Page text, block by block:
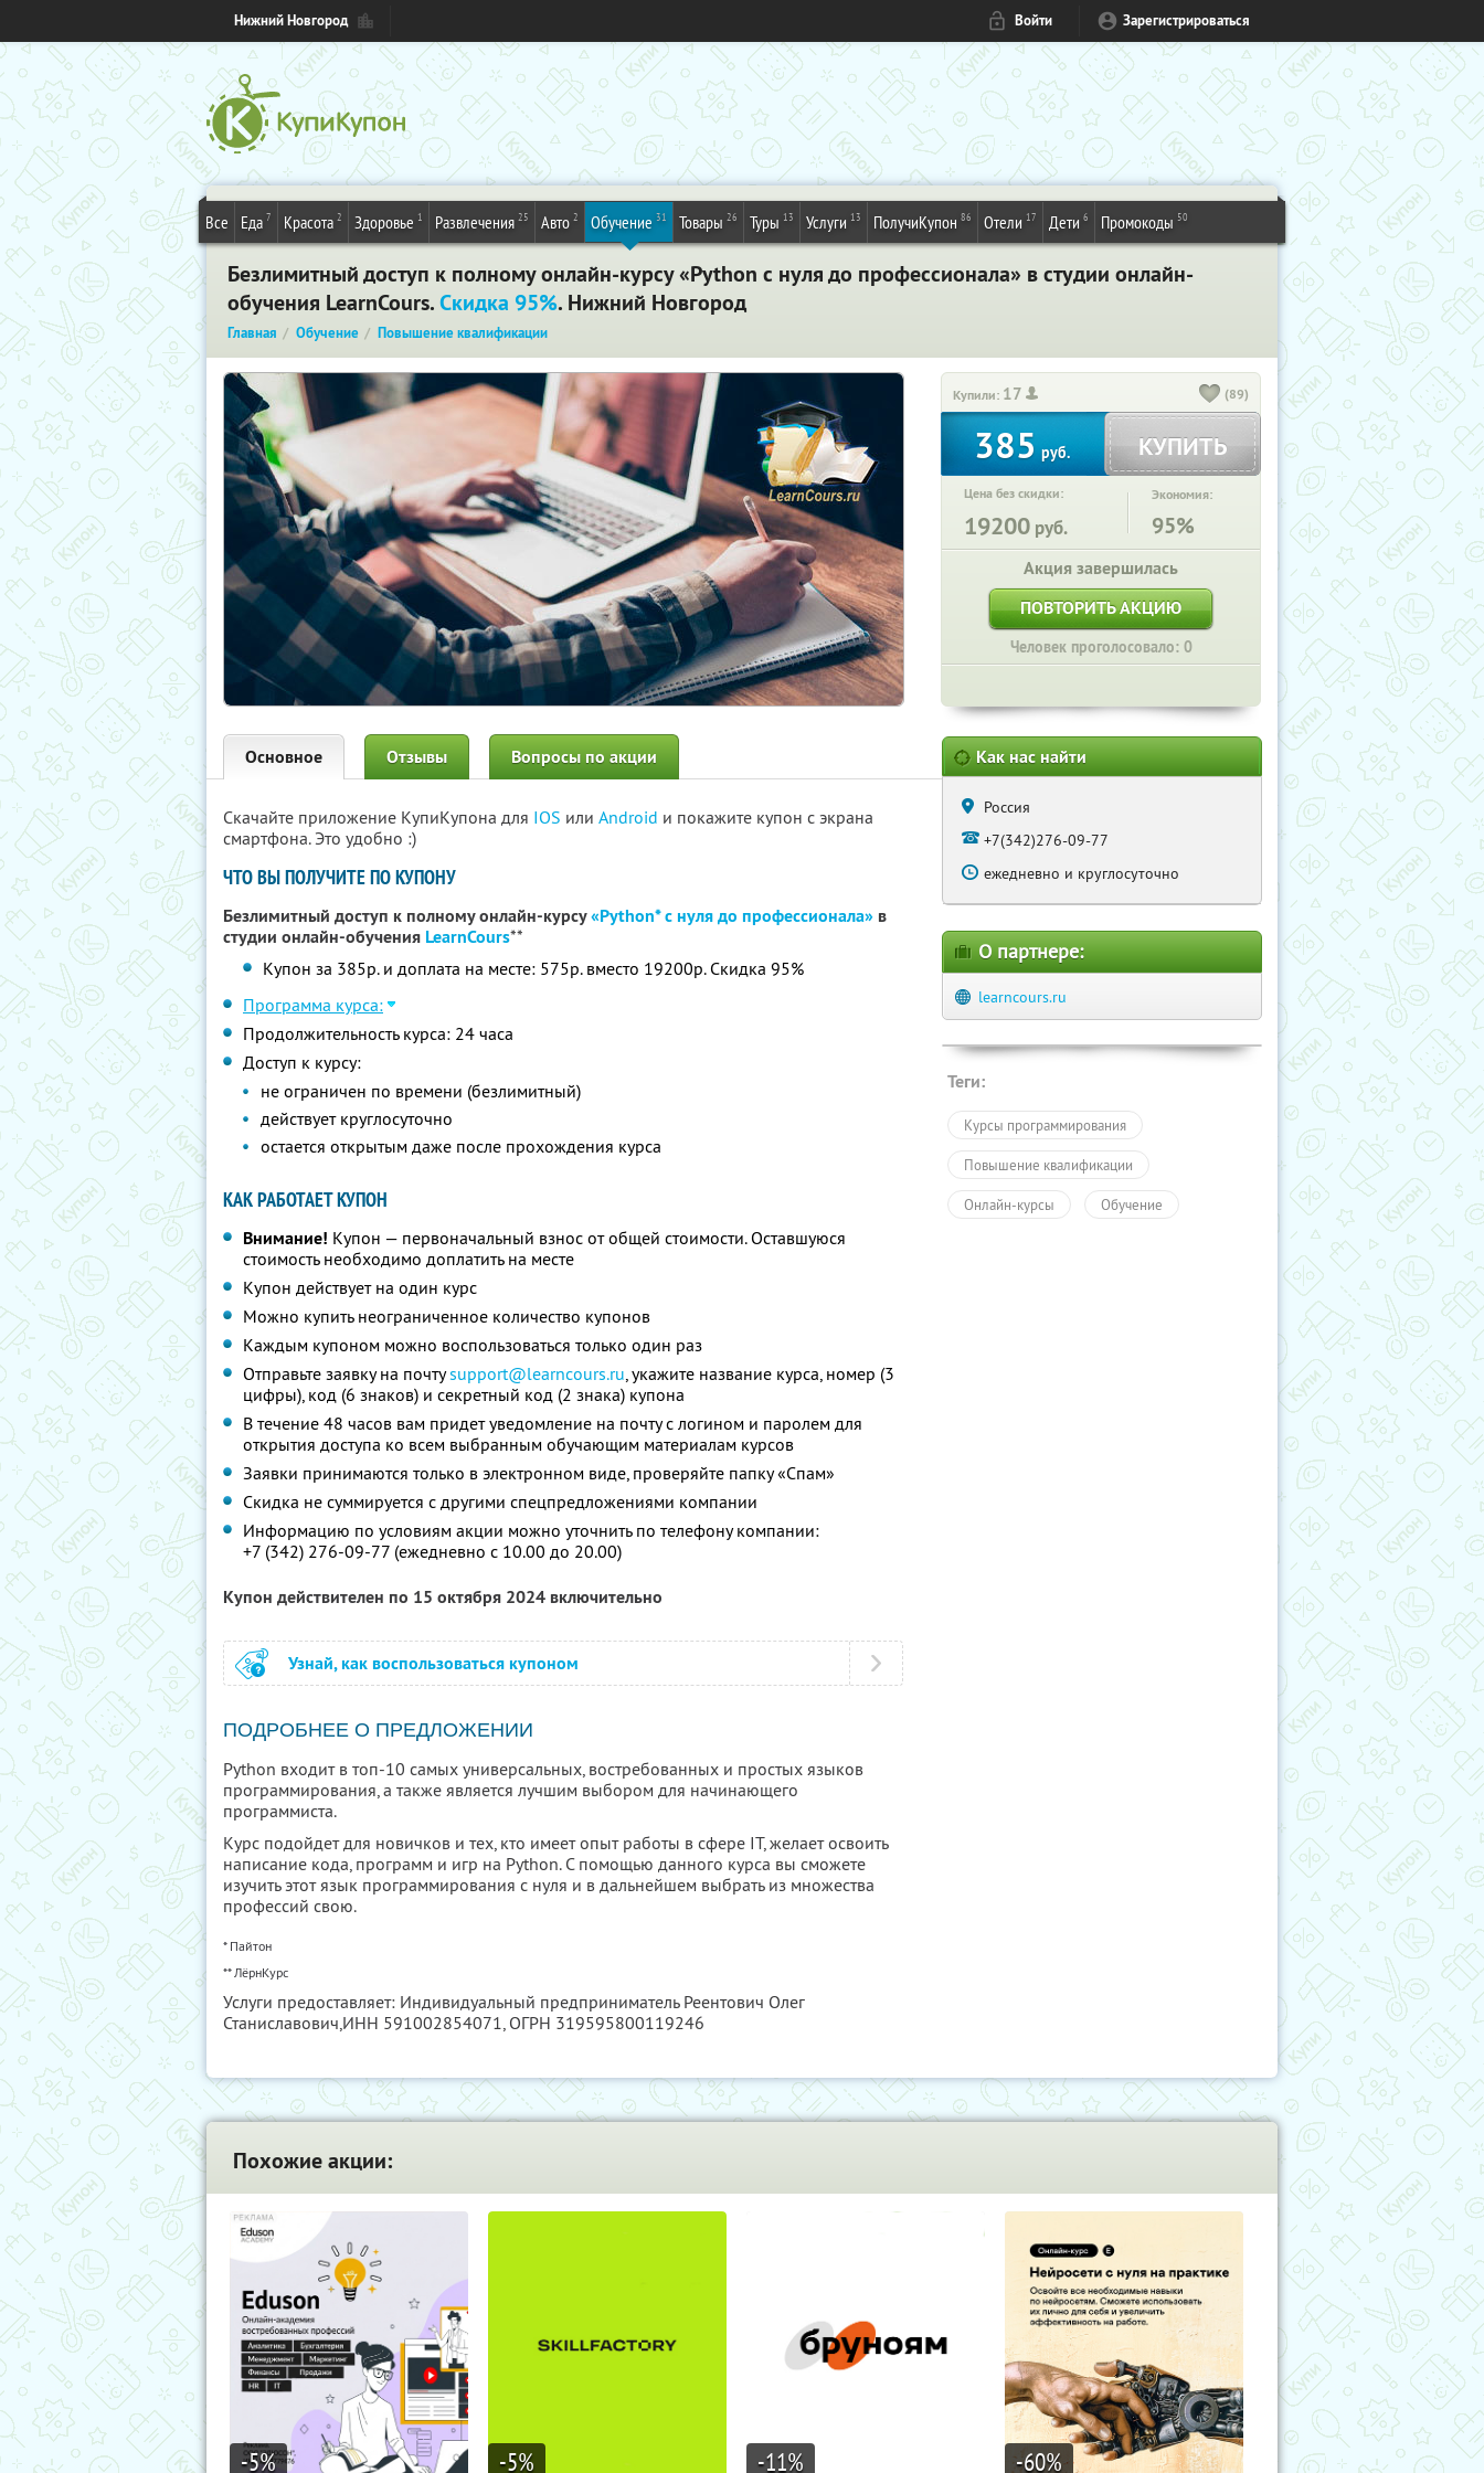
Нижний Новгород Войти Зарегистрироваться
Все Еда 7 Красота 2 Здоровье 1 Развлечения 25 Авто 2 Обучение 31 Товары 26 Туры 13 Услуги 13 ПолучиКупон 86 Отели 17 Дети 6 Промокоды 50
Безлимитный доступ к полному онлайн-курсу «Python с нуля до профессионала» в студии онлайн-
обучения LearnCours.Скидка 95%. Нижний Новгород
Главная Обучение Повышение квалификации
Купили: 17 (89)
385 руб. КУПИТЬ
Цена без скидки:
19200 руб.
Экономия:
95%
Акция завершилась
ПОВТОРИТЬ АКЦИЮ
Человек проголосовало: 0
Основное Отзывы Вопросы по акции
Скачайте приложение КупиКупона для IOS или Android и покажите купон с экрана
смартфона. Это удобно :)
ЧТО ВЫ ПОЛУЧИТЕ ПО КУПОНУ
Безлимитный доступ к полному онлайн-курсу«Python* с нуля до профессионала» в
студии онлайн-обучения LearnCours**
Купон за 385р. и доплата на месте: 575р. вместо 19200р. Скидка 95%
Программа курса:
Продолжительность курса: 24 часа
Доступ к курсу:
не ограничен по времени (безлимитный)
действует круглосуточно
остается открытым даже после прохождения курса
КАК РАБОТАЕТ КУПОН
Внимание! Купон — первоначальный взнос от общей стоимости. Оставшуюся
стоимость необходимо доплатить на месте
Купон действует на один курс
Можно купить неограниченное количество купонов
Каждым купоном можно воспользоваться только один раз
Отправьте заявку на почтуsupport@learncours.ru, укажите название курса, номер (3
цифры), код (6 знаков) и секретный код (2 знака) купона
В течение 48 часов вам придет уведомление на почту с логином и паролем для
открытия доступа ко всем выбранным обучающим материалам курсов
Заявки принимаются только в электронном виде, проверяйте папку «Спам»
Скидка не суммируется с другими спецпредложениями компании
Информацию по условиям акции можно уточнить по телефону компании:
+7 (342) 276-09-77 (ежедневно с 10.00 до 20.00)
Купон действителен по 15 октября 2024 включительно
Узнай, как воспользоваться купоном
ПОДРОБНЕЕ О ПРЕДЛОЖЕНИИ
Python входит в топ-10 самых универсальных, востребованных и простых языков
программирования, а также является лучшим выбором для начинающего
программиста.
Курс подойдет для новичков и тех, кто имеет опыт работы в сфере IT, желает освоить
написание кода, программ и игр на Python. С помощью данного курса вы сможете
изучить этот язык программирования с нуля и в дальнейшем выбрать из множества
профессий свою.
* Пайтон
** ЛёрнКурс
Услуги предоставляет: Индивидуальный предприниматель Реентович Олег
Станиславович,ИНН 591002854071, ОГРН 319595800119246
Как нас найти
Россия
+7(342)276-09-77
ежедневно и круглосуточно
О партнере:
learncours.ru
Теги:
Курсы программирования
Повышение квалификации
Онлайн-курсы Обучение
Похожие акции:
-5% -5% -11% -60%